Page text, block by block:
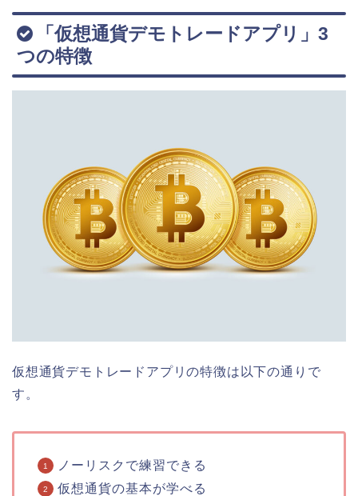
「仮想通貨デモトレードアプリ」3
つの特徴
仮想通貨デモトレードアプリの特徴は以下の通りで
す。
ノーリスクで練習できる
仮想通貨の基本が学べる